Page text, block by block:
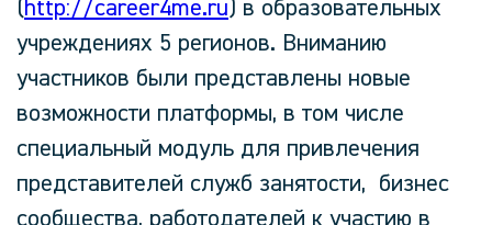
(http://career4me.ru) в образовательных
учреждениях 5 регионов. Вниманию
участников были представлены новые
возможности платформы, в том числе
специальный модуль для привлечения
представителей служб занятости, бизнес
сообщества, работодателей к участию в